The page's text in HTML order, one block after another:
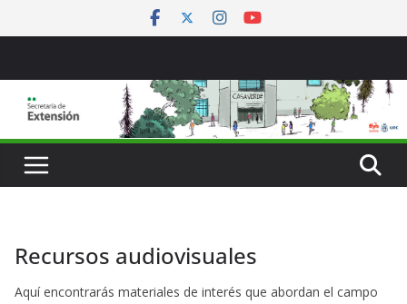
al
Recursos audiovisuales
Aquí encontrarás materiales de interés que abordan el campo